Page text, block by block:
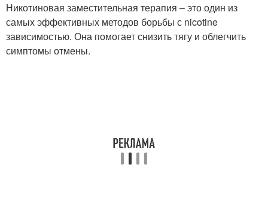
Никотиновая заместительная терапия – это один из
самых эффективных методов борьбы с nicotine
зависимостью. Она помогает снизить тягу и облегчить
симптомы отмены.